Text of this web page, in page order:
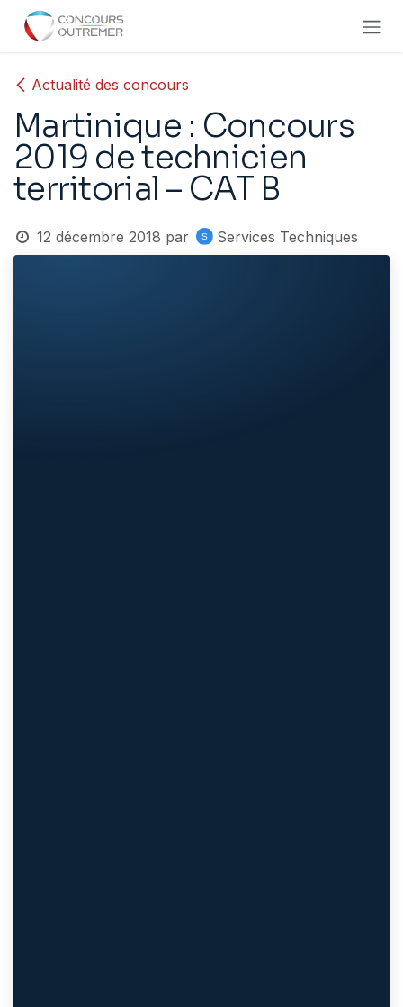
Se rendre au contenu
Actualité des concours
Martinique : Concours
2019 de technicien
territorial – CAT B
12 décembre 2018 par Services Techniques